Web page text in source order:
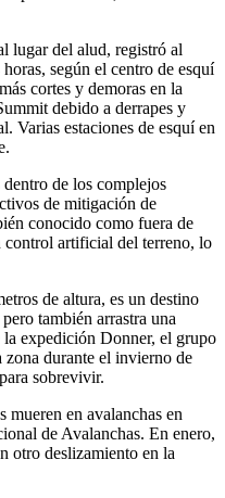
lugar del alud, registró al
según el centro de esquí
cortes y demoras en la
debido a derrapes y
Varias estaciones de esquí en
de los complejos
de mitigación de
conocido como fuera de
control artificial del terreno, lo
de altura, es un destino
también arrastra una
expedición Donner, el grupo
zona durante el invierno de
sobrevivir.
mueren en avalanchas en
de Avalanchas. En enero,
otro deslizamiento en la